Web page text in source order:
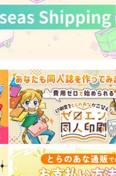
♀
作品詳細
Miz
472円（税込）
ミスラ×真木晶♂
サンプル